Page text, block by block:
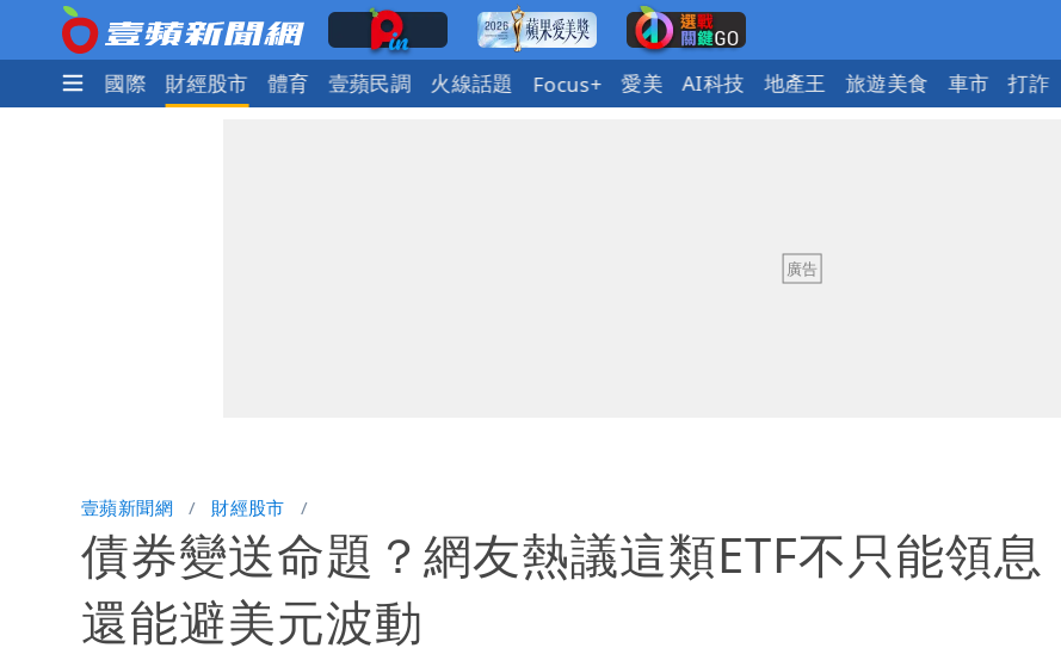
社會 國際 財經股市 體育 壹蘋民調 火線話題 Focus+ 愛美 AI科技 地產王 旅遊美食 車市 打詐
壹蘋新聞網 財經股市
債券變送命題？網友熱議這類ETF不只能領息
還能避美元波動